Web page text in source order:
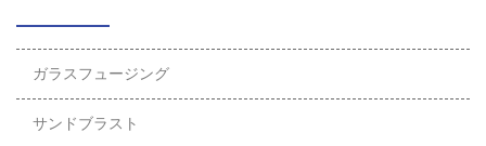
ガラスフュージング
サンドブラスト